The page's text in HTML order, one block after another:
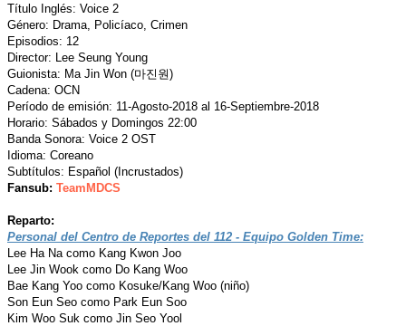
Título Inglés: Voice 2
Género: Drama, Policíaco, Crimen
Episodios: 12
Director: Lee Seung Young
Guionista: Ma Jin Won (마진원)
Cadena: OCN
Período de emisión: 11-Agosto-2018 al 16-Septiembre-2018
Horario: Sábados y Domingos 22:00
Banda Sonora: Voice 2 OST
Idioma: Coreano
Subtítulos: Español (Incrustados)
Fansub: TeamMDCS
Reparto:
Personal del Centro de Reportes del 112 - Equipo Golden Time:
Lee Ha Na como Kang Kwon Joo
Lee Jin Wook como Do Kang Woo
Bae Kang Yoo como Kosuke/Kang Woo (niño)
Son Eun Seo como Park Eun Soo
Kim Woo Suk como Jin Seo Yool